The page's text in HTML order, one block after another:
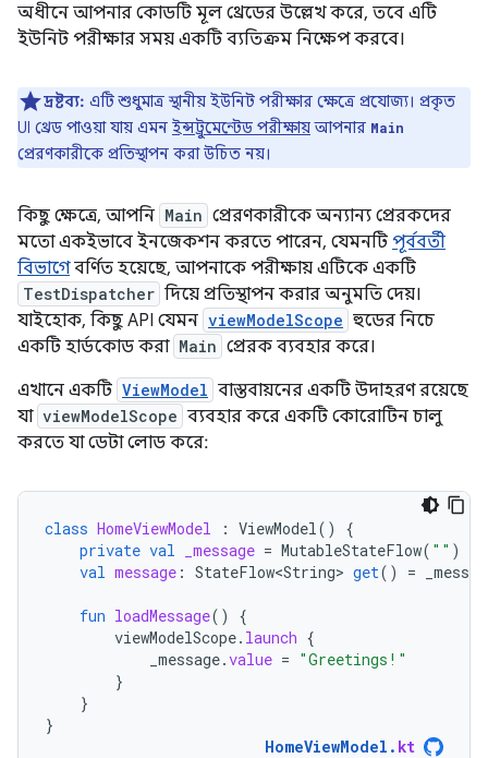
অধীনে আপনার কোডটি মূল থ্রেডের উল্লেখ করে, তবে এটি
ইউনিট পরীক্ষার সময় একটি ব্যতিক্রম নিক্ষেপ করবে।
দ্রষ্টব্য: এটি শুধুমাত্র স্থানীয় ইউনিট পরীক্ষার ক্ষেত্রে প্রযোজ্য। প্রকৃত
UI থ্রেড পাওয়া যায় এমন ইন্সট্রুমেন্টেড পরীক্ষায়আপনার Main
প্রেরণকারীকে প্রতিস্থাপন করা উচিত নয়।
কিছু ক্ষেত্রে, আপনি Main প্রেরণকারীকে অন্যান্য প্রেরকদের
মতো একইভাবে ইনজেকশন করতে পারেন, যেমনটি পূর্ববর্তী
বিভাগেবর্ণিত হয়েছে, আপনাকে পরীক্ষায় এটিকে একটি
TestDispatcher দিয়ে প্রতিস্থাপন করার অনুমতি দেয়।
যাইহোক, কিছু API যেমন viewModelScope হুডের নিচে
একটি হার্ডকোড করা Main প্রেরক ব্যবহার করে।
এখানে একটি ViewModel বাস্তবায়নের একটি উদাহরণ রয়েছে
যা viewModelScope ব্যবহার করে একটি কোরোটিন চালু
করতে যা ডেটা লোড করে:
class HomeViewModel : ViewModel()
{
private val _message = MutableStateFlow( "" )
val message : StateFlow<String> get() =
fun loadMessage()
{
viewModelScope. launch {
_message.value = "Greetings!"
}
}
}
HomeViewModel . kt